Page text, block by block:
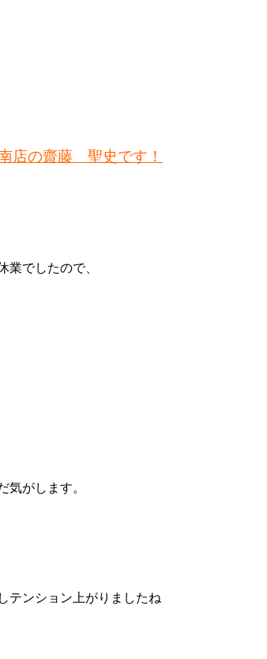
店の齋藤 聖史です！
業でしたので、
気がします。
テンション上がりましたね